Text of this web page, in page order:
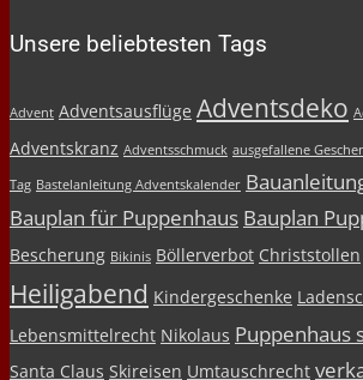
Unsere beliebtesten Tags
Advent Adventsausflüge Adventsdeko
Adventskranz Adventsschmuck ausgefallene
Tag Bastelanleitung Adventskalender
Bauplan für Puppenhaus Bauplan
Bescherung Bikinis Böllerverbot Christstollen
Heiligabend Kindergeschenke
Lebensmittelrecht Nikolaus Puppenhaus
Santa Claus Skireisen Umtauschrecht